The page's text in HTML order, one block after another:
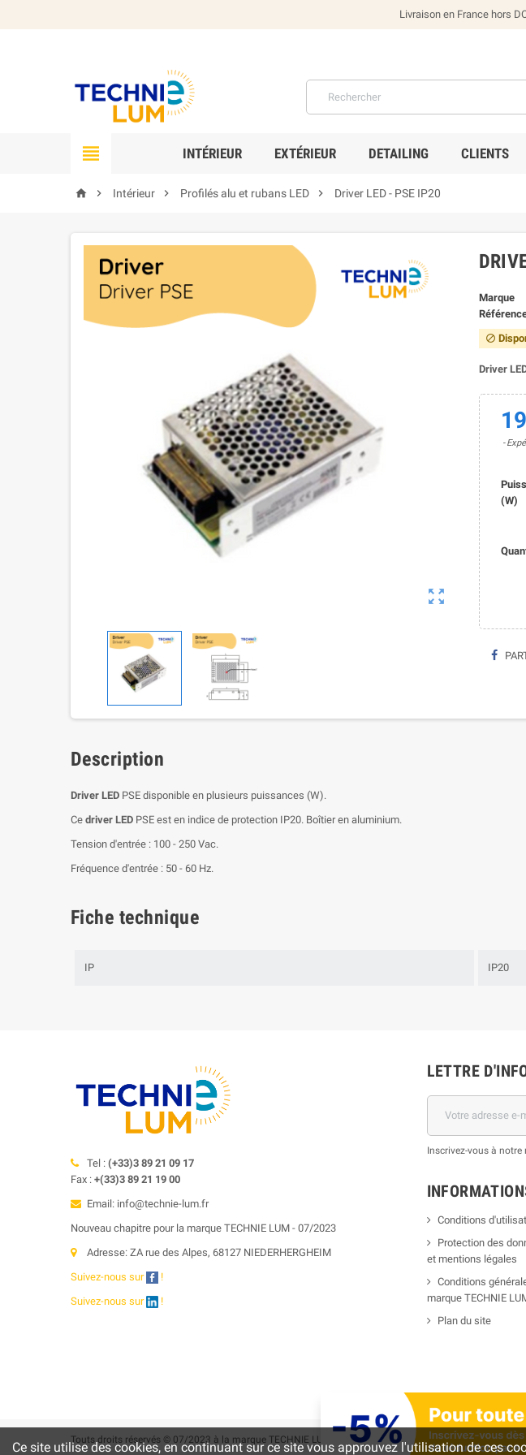
Livraison en France hors
 INTÉRIEUR EXTÉRIEUR DETAILING CLIENTS
  Intérieur  Profilés alu et rubans LED  Driver LED - PSE IP20

Marque

Driver
(W)
Description
Driver LED PSE disponible en plusieurs puissances (W).
Ce driver LED PSE est en indice de protection IP20. Boîtier en aluminium.
Tension d'entrée : 100 - 250 Vac.
Fréquence d'entrée : 50 - 60 Hz.
Fiche technique
IP IP20
Tel : (+33)3 89 21 09 17
Fax : +(33)3 89 21 19 00
Email: info@technie-lum.fr
Nouveau chapitre pour la marque TECHNIE LUM - 07/2023
Adresse: ZA rue des Alpes, 68127 NIEDERHERGHEIM
Suivez-nous sur
!
Suivez-nous sur
!
LETTRE
Inscrivez-vous à notre
Conditions
Protection des
et mentions légales
Conditions
marque TECHNIE
Plan du site
Touts droits réservés © 07/2023 à la marque TECHNIE LUM
Ce site utilise des cookies, en continuant sur ce site vous approuvez l'utilisation de ces